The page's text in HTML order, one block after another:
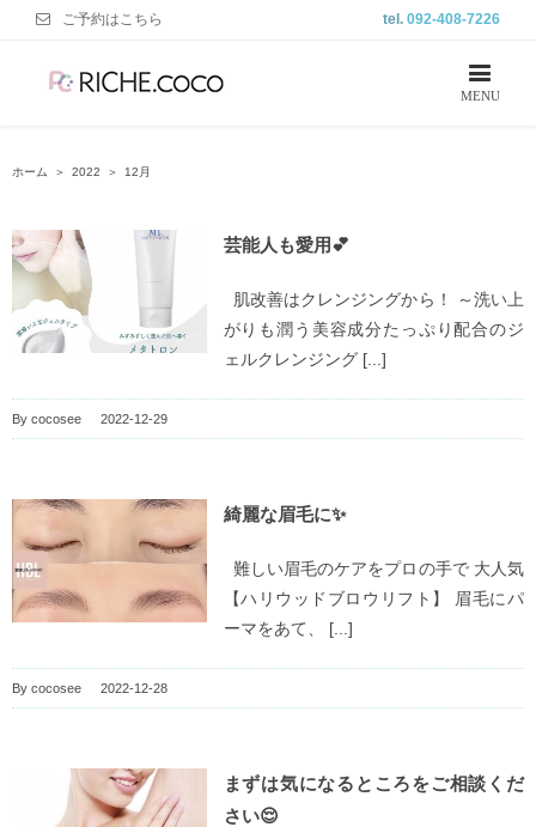
ご予約はこちら tel. 092-408-7226
ホーム ＞ 2022 ＞ 12月
芸能人も愛用💕
肌改善はクレンジングから！ ～洗い上
がりも潤う美容成分たっぷり配合のジ
ェルクレンジング [...]
By cocosee 2022-12-29
綺麗な眉毛に✨
難しい眉毛のケアをプロの手で 大人気
【ハリウッドブロウリフト】 眉毛にパ
ーマをあて、 [...]
By cocosee 2022-12-28
まずは気になるところをご相談くだ
さい😌